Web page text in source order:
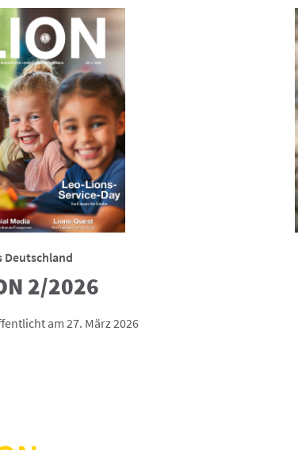
Deutschland
2/2026
am 27. März 2026